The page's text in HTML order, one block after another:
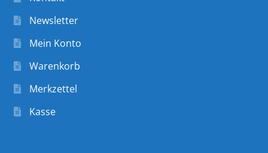
Newsletter
Mein Konto
Warenkorb
Merkzettel
Kasse